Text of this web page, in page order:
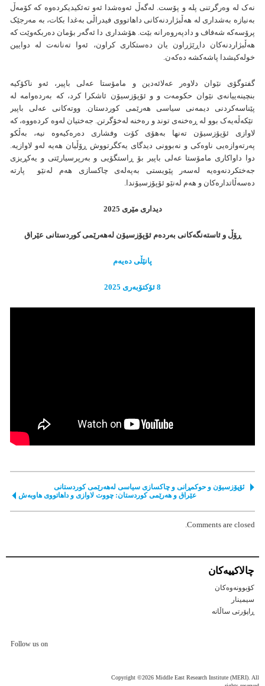
نەک لە وەرگرتنی پلە و پۆست. لەگەڵ ئەوەشدا ئەو تەئکیدیکردەوە کە کۆمەڵ
بەنیازە بەشداری لە هەڵبژاردنەکانی داهاتووی فیدراڵی بەغدا بکات، بە مەرجێک
پرۆسەکە شەفاف و دادپەروەرانە بێت. هۆشداری دا ئەگەر بۆمان دەربکەوێت کە
هەڵبژاردنەکان داڕێژراون یان دەستکاری کراون، ئەوا تەنانەت لە دوایین
خولەکیشدا پاشەکشە دەکەن.
گفتوگۆی نێوان دلاوەر عەلائەدین و مامۆستا عەلی باپیر، ئەو ناکۆکیە
بنچینەییانەی نێوان حکومەت و و ئۆپۆزسیۆن ئاشکرا کرد، کە بەردەوامە لە
پێناسەکردنی دیمەنی سیاسی هەرێمی کوردستان. ووتەکانی عەلی باپیر
تێکەڵەیەک بوو لە ڕەخنەی توند و رەخنە لەخۆگرتن. جەختیان لەوە کردەووە، کە
لاوازی ئۆپۆزسیۆن تەنها بەهۆی کۆت وفشاری دەرەکیەوە نیە، بەڵکو
پەرتەوازەیی ناوەکی و نەبوونی دیدگای یەکگرتووش ڕۆڵیان هەیە لەو لاوازیە.
دوا داواکاری مامۆستا عەلی باپیر بۆ ڕاستگۆیی و بەرپرسیارێتی و یەکڕیزی
جەختکردنەوەیە لەسەر پێویستی بەپەلەی چاکسازی هەم لەنێو پارتە
دەسەڵاتدارەکان و هەم لەنێو ئۆپۆزسیۆندا.
دیداری مێری 2025
ڕۆڵ و ئاستەنگەکانی بەردەم ئۆپۆزسیۆن لەهەرێمی کوردستانی عێراق
پانێڵی دەیەم
8 ئۆكتۆبەری 2025
ئۆپۆزسیۆن و حوکمڕانی و چاکسازی سیاسی لەهەرێمی کوردستانی
عێراق و هەرێمی کوردستان: چووت لاوازی و داهاتووی هاوبەش
Comments are closed.
چالاكییه‌كان
کۆبوونەوەکان
سیمینار
ڕاپۆرتی ساڵانه
Follow us on
Copyright ©2026 Middle East Research Institute (MERI). All